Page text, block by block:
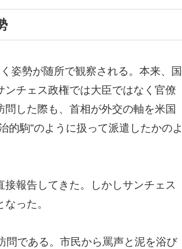
姿勢が随所で観察される。本来、国
チェス政権では大臣ではなく官僚
した際も、首相が外交の軸を米国
的駒”のように扱って派遣したかのよ
報告してきた。しかしサンチェス
った。
問である。市民から罵声と泥を浴び